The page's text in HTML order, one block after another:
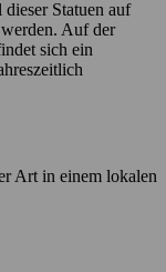
Statuen auf
Auf der
sich ein
Art in einem lokalen